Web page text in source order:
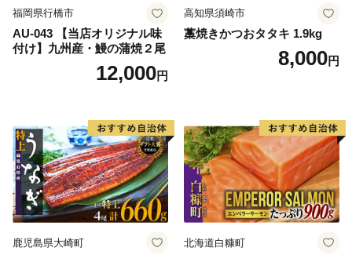
福岡県行橋市
AU-043 【当店オリジナル味
付け】九州産・鰻の蒲焼２尾
12,000円
高知県須崎市
藁焼きかつおタタキ 1.9kg
8,000円
鹿児島県大崎町 北海道白糠町